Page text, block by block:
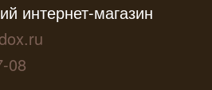
интернет-магазин
08